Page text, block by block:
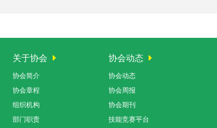
关于协会
协会简介
协会章程
组织机构
部门职责
协会动态
协会动态
协会周报
协会期刊
技能竞赛平台